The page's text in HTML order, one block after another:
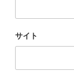
サイト